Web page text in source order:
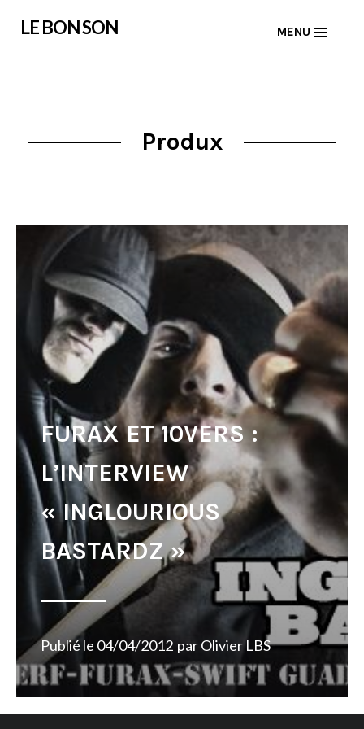
LE BON SON MENU
Produx
FURAX ET 10VERS :
L’INTERVIEW
« INGLOURIOUS
BASTARDZ »
Publié le 04/04/2012 parOlivier LBS